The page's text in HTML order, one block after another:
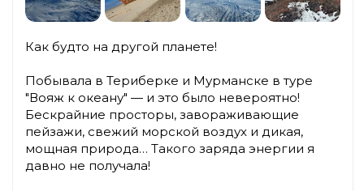
Как будто на другой планете!
Побывала в Териберке и Мурманске в туре
"Вояж к океану" — и это было невероятно!
Бескрайние просторы, завораживающие
пейзажи, свежий морской воздух и дикая,
мощная природа… Такого заряда энергии я
давно не получала!